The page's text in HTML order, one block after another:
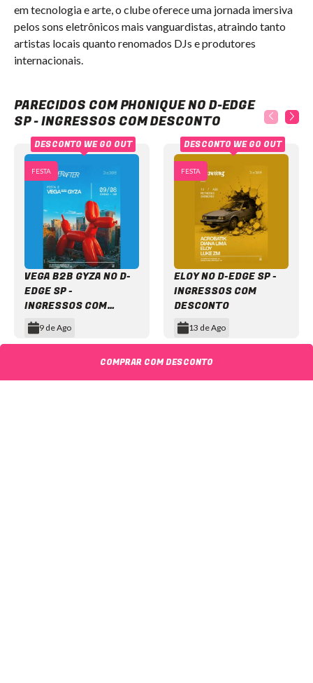
COMPRAR COM DESCONTO
em tecnologia e arte, o clube oferece uma jornada imersiva
pelos sons eletrônicos mais vanguardistas, atraindo tanto
artistas locais quanto renomados DJs e produtores
internacionais.
PARECIDOS COM PHONIQUE NO D-EDGE
SP - INGRESSOS COM DESCONTO
FESTA
VEGA B2B GYZA NO D-
EDGE SP -
INGRESSOS COM
DESCONTO
9 de Ago
DESCONTO WE GO OUT
FESTA
ELOY NO D-EDGE SP -
INGRESSOS COM
DESCONTO
13 de Ago
DESCONTO WE GO OUT
Item